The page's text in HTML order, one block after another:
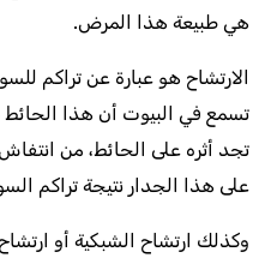
هي طبيعة هذا المرض.
الارتشاح هو عبارة عن تراكم
تسمع في البيوت أن هذا الحائط
تجد أثره على الحائط، من
على هذا الجدار نتيجة تراكم
وكذلك ارتشاح الشبكية أو